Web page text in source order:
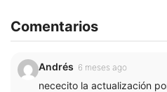
Comentarios
Andrés 6 meses ago
nececito la actualización